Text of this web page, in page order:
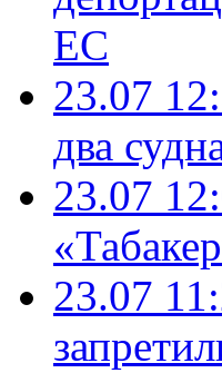
ЕС
23.07
два
23.07
23.07